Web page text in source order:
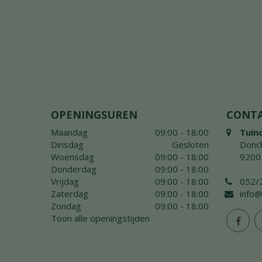
OPENINGSUREN
Maandag
09:00 - 18:00
Dinsdag
Gesloten
Woensdag
09:00 - 18:00
Donderdag
09:00 - 18:00
Vrijdag
09:00 - 18:00
Zaterdag
09:00 - 18:00
Zondag
09:00 - 18:00
Toon alle openingstijden
052/